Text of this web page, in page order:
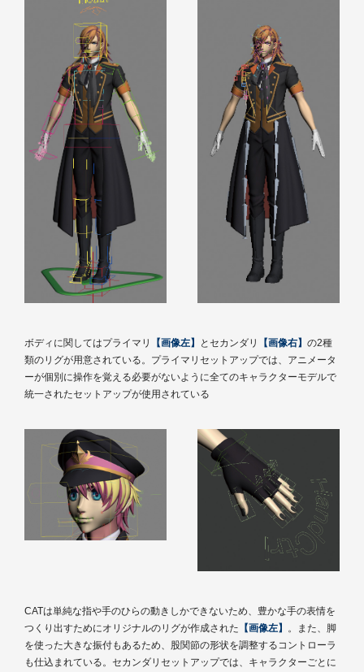
ボディに関してはプライマリ 【画像左】 とセカンダリ 【画像右】 の2種
類のリグが用意されている。プライマリセットアップでは、アニメータ
ーが個別に操作を覚える必要がないように全てのキャラクターモデルで
統一されたセットアップが使用されている
CATは単純な指や手のひらの動きしかできないため、豊かな手の表情を
つくり出すためにオリジナルのリグが作成された 【画像左】
。また、脚
を使った大きな振付もあるため、股関節の形状を調整するコントローラ
も仕込まれている。セカンダリセットアップでは、キャラクターごとに